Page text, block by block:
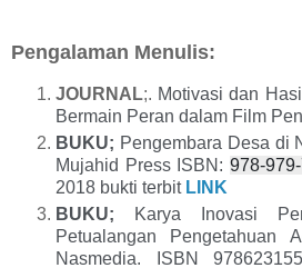
Pengalaman Menulis:
JOURNAL;. Motivasi dan
Bermain Peran dalam Film
BUKU; Pengembara Desa di
Mujahid Press ISBN: 978-
2018 bukti terbit LINK
BUKU; Karya Inovasi
Petualangan Pengetahuan
Nasmedia. ISBN